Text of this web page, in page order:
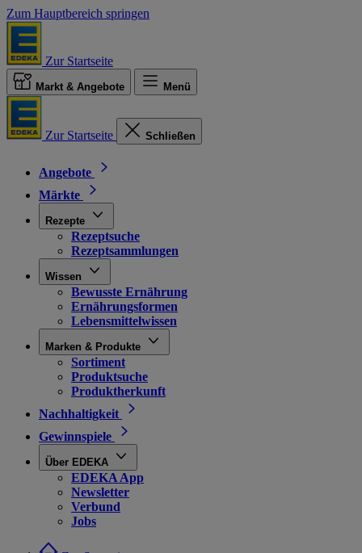
Zum Hauptbereich springen
Zur Startseite
Markt & Angebote Menü
Zur Startseite Schließen
Angebote
Märkte
Rezepte
Rezeptsuche
Rezeptsammlungen
Wissen
Bewusste Ernährung
Ernährungsformen
Lebensmittelwissen
Marken & Produkte
Sortiment
Produktsuche
Produktherkunft
Nachhaltigkeit
Gewinnspiele
Über EDEKA
EDEKA App
Newsletter
Verbund
Jobs